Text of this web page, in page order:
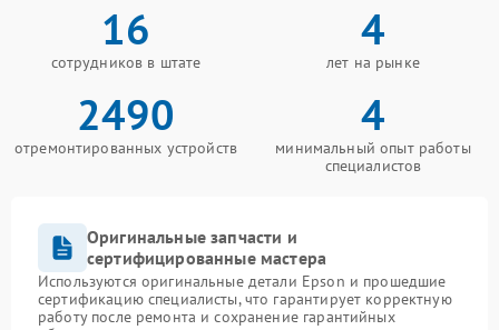
16
сотрудников в штате
4
лет на рынке
2490
отремонтированных устройств
4
минимальный опыт работы
специалистов
Оригинальные запчасти и
сертифицированные мастера
Используются оригинальные детали Epson и прошедшие
сертификацию специалисты, что гарантирует корректную
работу после ремонта и сохранение гарантийных